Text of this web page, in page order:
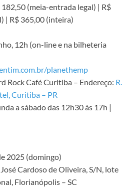
(meia-entrada legal) | R$
| R$ 365,00 (inteira)
12h (on-line e na bilheteria
planethemp
Rock Café Curitiba – Endereço: R.
Curitiba – PR
a sábado das 12h30 às 17h |
2025 (domingo)
Cardoso de Oliveira, S/N, lote
Florianópolis – SC